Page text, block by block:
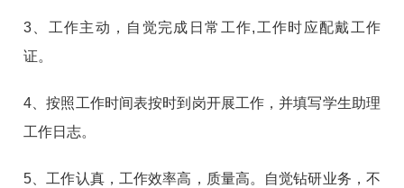
3、工作主动，自觉完成日常工作,工作时应配戴工作
证。
4、按照工作时间表按时到岗开展工作，并填写学生助理
工作日志。
5、工作认真，工作效率高，质量高。自觉钻研业务，不